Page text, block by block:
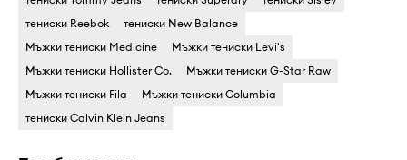
тениски Reebok
тениски New Balance
Мъжки тениски Medicine
Мъжки тениски Levi's
Мъжки тениски Hollister Co.
Мъжки тениски G-Star Raw
Мъжки тениски Fila
Мъжки тениски Columbia
тениски Calvin Klein Jeans